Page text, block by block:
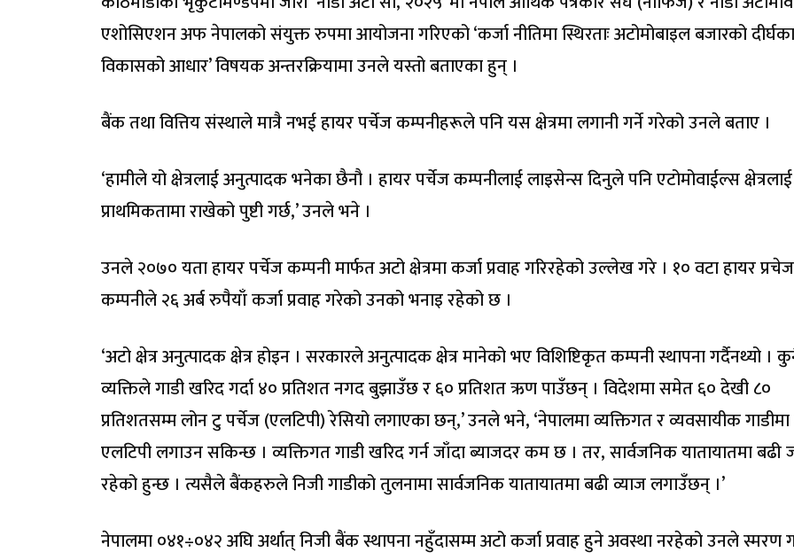
एशोसिएशन अफ नेपालको संयुक्त रुपमा आयोजना गरिएको ‘कर्जा नीतिमा स्थिरताः अटोमोबाइल बजारको
विकासको आधार’ विषयक अन्तरक्रियामा उनले यस्तो बताएका हुन् ।
बैंक तथा वित्तिय संस्थाले मात्रै नभई हायर पर्चेज कम्पनीहरूले पनि यस क्षेत्रमा लगानी गर्ने गरेको उनले बताए ।
‘हामीले यो क्षेत्रलाई अनुत्पादक भनेका छैनौ । हायर पर्चेज कम्पनीलाई लाइसेन्स दिनुले पनि एटोमोवाईल्स क्षेत्रलाई
प्राथमिकतामा राखेको पुष्टी गर्छ,’ उनले भने ।
उनले २०७० यता हायर पर्चेज कम्पनी मार्फत अटो क्षेत्रमा कर्जा प्रवाह गरिरहेको उल्लेख गरे । १० वटा हायर प्रचेज
कम्पनीले २६ अर्ब रुपैयाँ कर्जा प्रवाह गरेको उनको भनाइ रहेको छ ।
‘अटो क्षेत्र अनुत्पादक क्षेत्र होइन । सरकारले अनुत्पादक क्षेत्र मानेको भए विशिष्टिकृत कम्पनी स्थापना गर्दैनथ्यो ।
व्यक्तिले गाडी खरिद गर्दा ४० प्रतिशत नगद बुझाउँछ र ६० प्रतिशत ऋण पाउँछन् । विदेशमा समेत ६० देखी ८०
प्रतिशतसम्म लोन टु पर्चेज (एलटिपी) रेसियो लगाएका छन्,’ उनले भने, ‘नेपालमा व्यक्तिगत र व्यवसायीक
एलटिपी लगाउन सकिन्छ । व्यक्तिगत गाडी खरिद गर्न जाँदा ब्याजदर कम छ । तर, सार्वजनिक यातायातमा बढी
रहेको हुन्छ । त्यसैले बैंकहरुले निजी गाडीको तुलनामा सार्वजनिक यातायातमा बढी व्याज लगाउँछन् ।’
नेपालमा ०४१÷०४२ अघि अर्थात् निजी बैंक स्थापना नहुँदासम्म अटो कर्जा प्रवाह हुने अवस्था नरहेको उनले स्मरण